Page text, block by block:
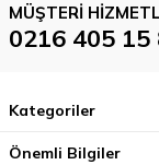
MÜŞTERI
0216 405 15
Kategoriler
Önemli Bilgiler